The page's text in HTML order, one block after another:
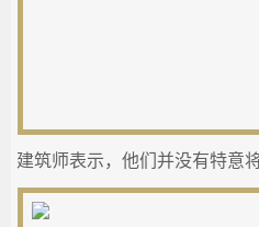
建筑师表示，他们并没有特意